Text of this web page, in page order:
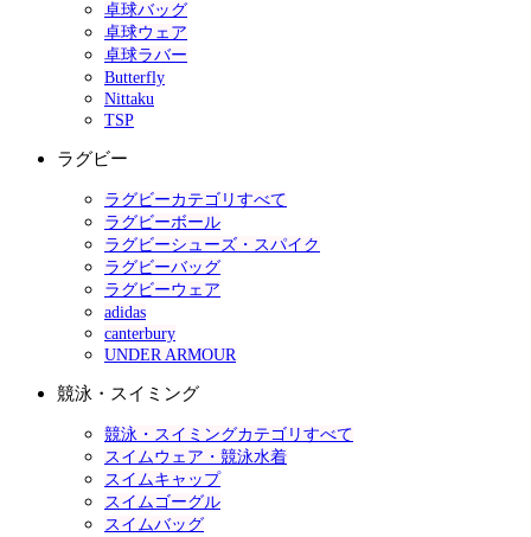
卓球バッグ
卓球ウェア
卓球ラバー
Butterfly
Nittaku
TSP
ラグビー
ラグビーカテゴリすべて
ラグビーボール
ラグビーシューズ・スパイク
ラグビーバッグ
ラグビーウェア
adidas
canterbury
UNDER ARMOUR
競泳・スイミング
競泳・スイミングカテゴリすべて
スイムウェア・競泳水着
スイムキャップ
スイムゴーグル
スイムバッグ